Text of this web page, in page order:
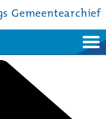
Gemeentearchief